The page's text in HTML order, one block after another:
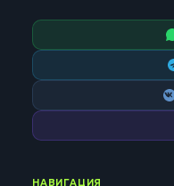
НАВИГАЦИЯ